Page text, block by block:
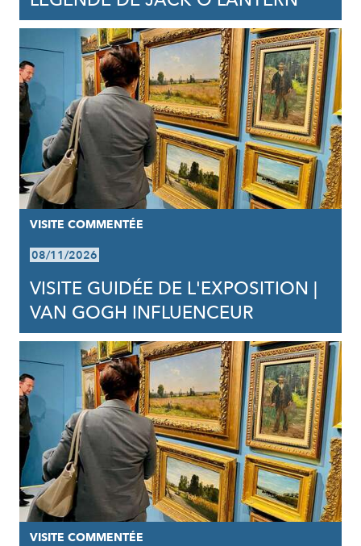
VISITE COMMENTÉE
08/11/2026
VISITE GUIDÉE DE L'EXPOSITION |
VAN GOGH INFLUENCEUR
VISITE COMMENTÉE